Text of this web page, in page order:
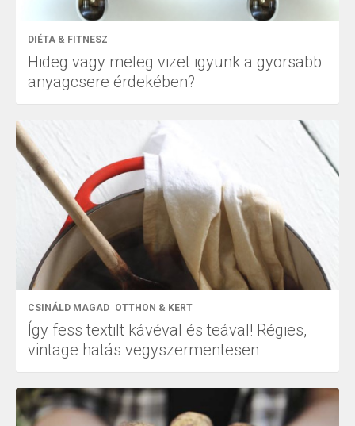
DIÉTA & FITNESZ
Hideg vagy meleg vizet igyunk a gyorsabb
anyagcsere érdekében?
CSINÁLD MAGAD OTTHON & KERT
Így fess textilt kávéval és teával! Régies,
vintage hatás vegyszermentesen